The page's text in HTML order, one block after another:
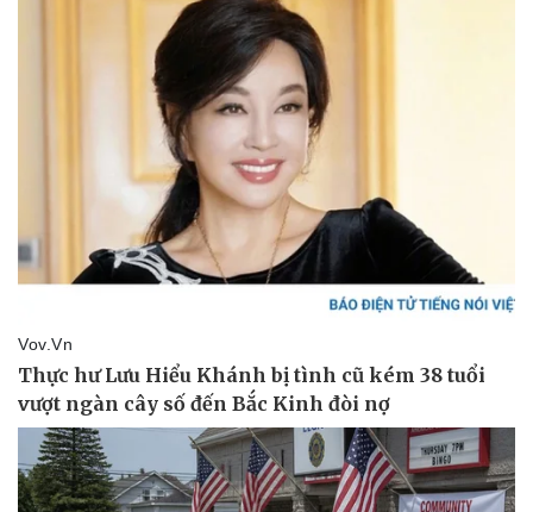
Vụ án
Tư vấn luật
Quân sự - Quốc phòng
Phân tích